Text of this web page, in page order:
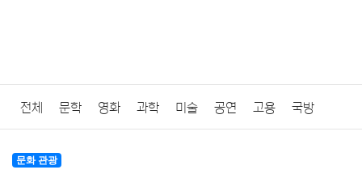
전체 문학 영화 과학 미술 공연 고용 국방
법률 음악
문화 관광